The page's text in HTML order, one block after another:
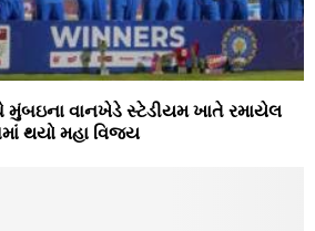
વાનખેડે સ્‍ટેડીયમ ખાતે રમાયેલ
થયો મહા વિજય